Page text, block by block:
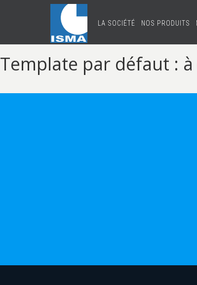
LA SOCIÉTÉ NOS PRODUITS
Template par défaut :